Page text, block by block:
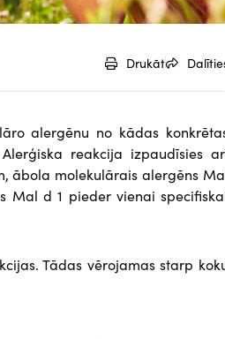
Drukāt
alergēnu no kādas
reakcija izpaudīsies
ābola molekulārais alergēns
Mal d 1 pieder vienai
Tādas vērojamas starp